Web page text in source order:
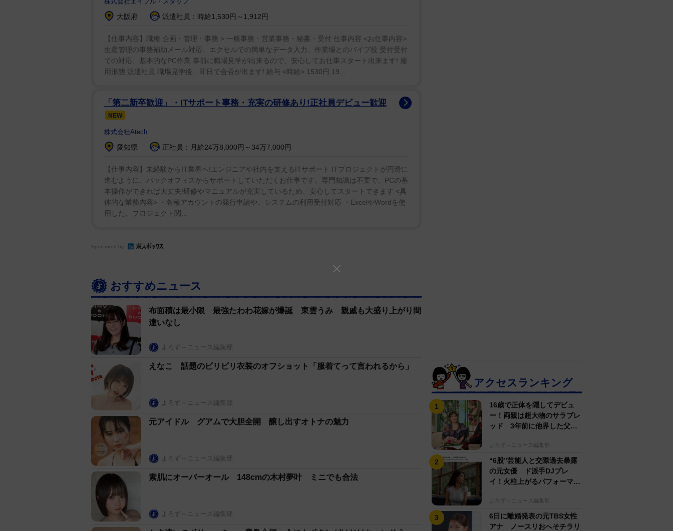
上げて起き上がる姿からは20歳のみずみずしい肌が飛び込んでくる。さらに「ハガキの
です!! お願いします」と呼びかけた6日のXでは、黄色の下からのぞく刺激的な姿も披露
している。
村。グラビアでも身長148センチのベビーフェイスで魅了している。
一連の投稿に、ファンからは「お団子新鮮」「めっちゃカワイイです」「可愛いすぎ
やん」「刺さった」「大丈夫なの？こんなに清楚かつ清純な聖女が？」「かわいすぎて
大阪府 派遣社員：時給1,530円～1,912円
【仕事内容】職種 企画・管理・事務 > 一般事務・営業事務・秘書・受付 仕事内容 <お仕事内容>
生産管理の事務補助メール対応、エクセルでの簡単なデータ入力、作業場とのパイプ役 受付受付
での対応、基本的なPC作業 事前に職場見学が出来るので、安心してお仕事スタート出来ます! 雇
用形態 派遣社員 職場見学後、即日で合否が出ます! 給与 <時給> 1530円 19...
「第二新卒歓迎」・ITサポート事務・充実の研修あり!正社員デビュー歓迎
NEW
株式会社Atech
愛知県 正社員：月給24万8,000円～34万7,000円
【仕事内容】未経験からIT業界へ!エンジニアや社内を支えるITサポート ITプロジェクトが円滑に
進むように、バックオフィスからサポートしていただくお仕事です。専門知識は不要で、PCの基
本操作ができれば大丈夫!研修やマニュアルが充実しているため、安心してスタートできます <具
体的な業務内容> ・各種アカウントの発行申請や、システムの利用受付対応 ・ExcelやWordを使
用した、プロジェクト関...
Sponsored by
おすすめニュース
布面積は最小限 最強たわわ花嫁が爆誕 東雲うみ 親戚も大盛り上がり間
違いなし
よろず～ニュース編集部
えなこ 話題のビリビリ衣装のオフショット「服着てって言われるから」
よろず～ニュース編集部
元アイドル グアムで大胆全開 醸し出すオトナの魅力
よろず～ニュース編集部
素肌にオーバーオール 148cmの木村夢叶 ミニでも合法
よろず～ニュース編集部
アクセスランキング
16歳で正体を隠してデビュ
ー！両親は超大物のサラブレ
ッド 3年前に他界した父へ
よろず～ニュース編集部
“6股”芸能人と交際過去暴露
の元女優 ド派手DJプレ
イ！火柱上がるパフォーマン
よろず～ニュース編集部
6日に離婚発表の元TBS女性
アナ ノースリおへそチラリ